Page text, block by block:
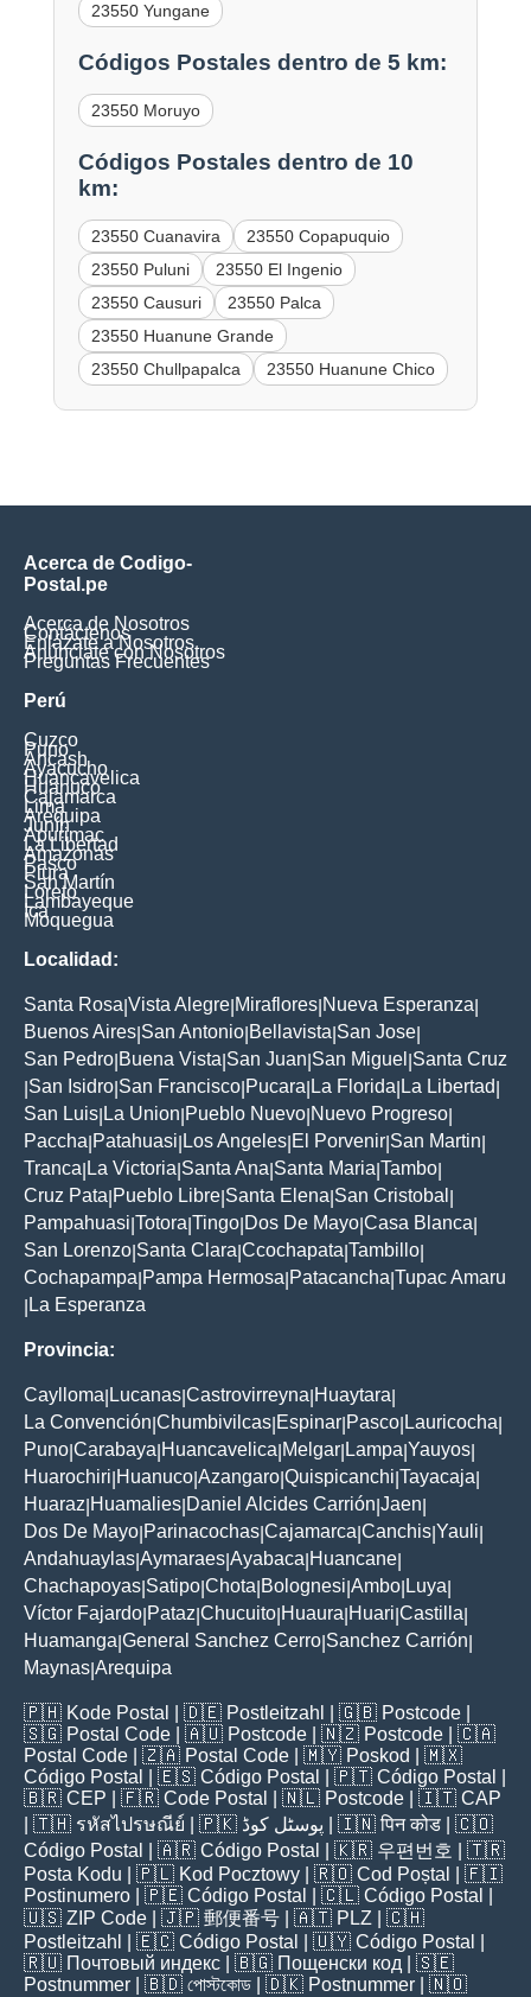
23550 Yungane
Códigos Postales dentro de 5 km:
23550 Moruyo
Códigos Postales dentro de 10
km:
23550 Cuanavira
23550 Copapuquio
23550 Puluni
23550 El Ingenio
23550 Causuri
23550 Palca
23550 Huanune Grande
23550 Chullpapalca
23550 Huanune Chico
Acerca de Codigo-
Postal.pe
Acerca de Nosotros
Contáctenos
Enlázate a Nosotros
Anúnciate con Nosotros
Preguntas Frecuentes
Perú
Cuzco
Puno
Ancash
Ayacucho
Huancavelica
Huanuco
Cajamarca
Lima
Arequipa
Junín
Apurimac
La Libertad
Amazonas
Pasco
Piura
San Martín
Loreto
Lambayeque
Ica
Moquegua
Localidad:
Santa Rosa Vista Alegre Miraflores Nueva Esperanza
Buenos Aires San Antonio Bellavista San Jose
San Pedro Buena Vista San Juan San Miguel Santa Cruz
San Isidro San Francisco Pucara La Florida La Libertad
San Luis La Union Pueblo Nuevo Nuevo Progreso
Paccha Patahuasi Los Angeles El Porvenir San Martin
Tranca La Victoria Santa Ana Santa Maria Tambo
Cruz Pata Pueblo Libre Santa Elena San Cristobal
Pampahuasi Totora Tingo Dos De Mayo Casa Blanca
San Lorenzo Santa Clara Ccochapata Tambillo
Cochapampa Pampa Hermosa Patacancha Tupac Amaru
La Esperanza
Provincia:
Caylloma Lucanas Castrovirreyna Huaytara
La Convención Chumbivilcas Espinar Pasco Lauricocha
Puno Carabaya Huancavelica Melgar Lampa Yauyos
Huarochiri Huanuco Azangaro Quispicanchi Tayacaja
Huaraz Huamalies Daniel Alcides Carrión Jaen
Dos De Mayo Parinacochas Cajamarca Canchis Yauli
Andahuaylas Aymaraes Ayabaca Huancane
Chachapoyas Satipo Chota Bolognesi Ambo Luya
Víctor Fajardo Pataz Chucuito Huaura Huari Castilla
Huamanga General Sanchez Cerro Sanchez Carrión
Maynas Arequipa
🇵🇭 Kode Postal | 🇩🇪 Postleitzahl | 🇬🇧 Postcode
🇸🇬 Postal Code | 🇦🇺 Postcode | 🇳🇿 Postcode | 🇨🇦
Postal Code | 🇿🇦 Postal Code | 🇲🇾 Poskod
| 🇲🇽
Código Postal
| 🇪🇸 Código Postal | 🇵🇹 Código Postal
🇧🇷 CEP | 🇫🇷 Code Postal | 🇳🇱 Postcode | 🇮🇹 CAP
| 🇹🇭 รหัสไปรษณีย์ | 🇵🇰 پوسٹل کوڈ | 🇮🇳पिन कोड | 🇨🇴
Código Postal
| 🇦🇷 Código Postal | 🇰🇷 우편번호
| 🇹🇷
Posta Kodu | 🇵🇱 Kod Pocztowy | 🇷🇴 Cod Poștal
| 🇫🇮
Postinumero | 🇵🇪 Código Postal | 🇨🇱 Código Postal
🇺🇸 ZIP Code | 🇯🇵 郵便番号 | 🇦🇹 PLZ | 🇨🇭
Postleitzahl
| 🇪🇨 Código Postal | 🇺🇾 Código Postal
🇷🇺 Почтовый индекс | 🇧🇬 Пощенски код | 🇸🇪
Postnummer | 🇧🇩 পোস্টকোড | 🇩🇰 Postnummer | 🇳🇴